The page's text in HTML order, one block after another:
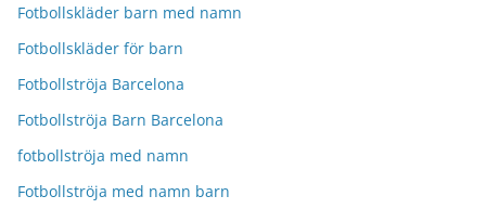
Fotbollskläder barn med namn
Fotbollskläder för barn
Fotbollströja Barcelona
Fotbollströja Barn Barcelona
fotbollströja med namn
Fotbollströja med namn barn